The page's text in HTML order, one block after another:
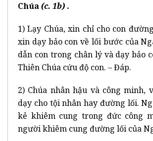
Chúa(c. 1b) .
1) Lạy Chúa, xin chỉ cho con
xin dạy bảo con về lối bước của
dẫn con trong chân lý và dạy bảo
Thiên Chúa cứu độ con. – Đáp.
2) Chúa nhân hậu và công minh,
dạy cho tội nhân hay đường lối.
kẻ khiêm cung trong đức công
người khiêm cung đường lối của